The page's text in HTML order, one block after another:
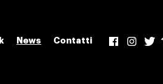
News Contatti f Ig